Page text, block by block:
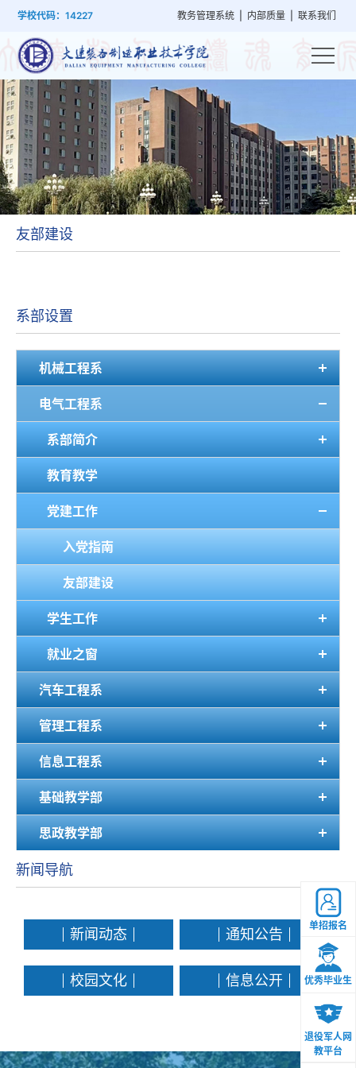
学校代码：14227 教务管理系统 内部质量 联系我们
概
况
建
设
管
理
设
置
工
作
就
业
培
训
友部建设
系部设置
机械工程系
电气工程系
系部简介
教育教学
党建工作
入党指南
友部建设
学生工作
就业之窗
汽车工程系
管理工程系
信息工程系
基础教学部
思政教学部
新闻导航
新闻动态 通知公告
校园文化 信息公开
单招报名
优秀毕业生
退役军人网
教平台